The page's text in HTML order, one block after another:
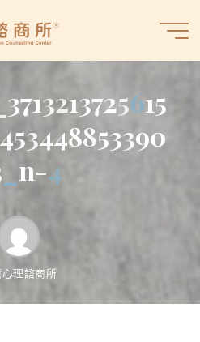
癒
理
諮
商
37132137256
615
453448853390
n-4
4
理諮商所